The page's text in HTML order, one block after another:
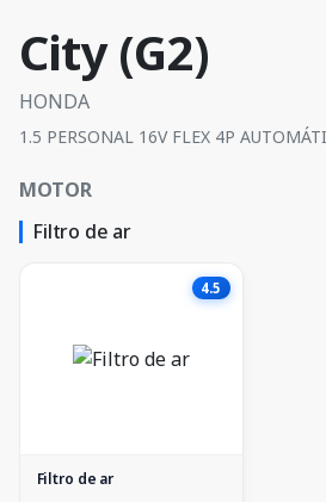
City (G2)
HONDA
1.5 PERSONAL 16V FLEX 4P
MOTOR
Filtro de ar
4.5
Filtro de ar